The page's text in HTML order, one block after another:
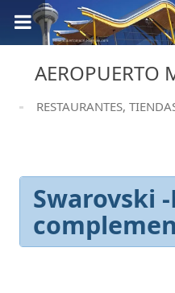
AEROPUERTO
RESTAURANTES,
Swarovski